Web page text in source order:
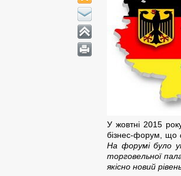
У жовтні 2015
бізнес-форум, що
На форумі було
торговельної
якісно новий